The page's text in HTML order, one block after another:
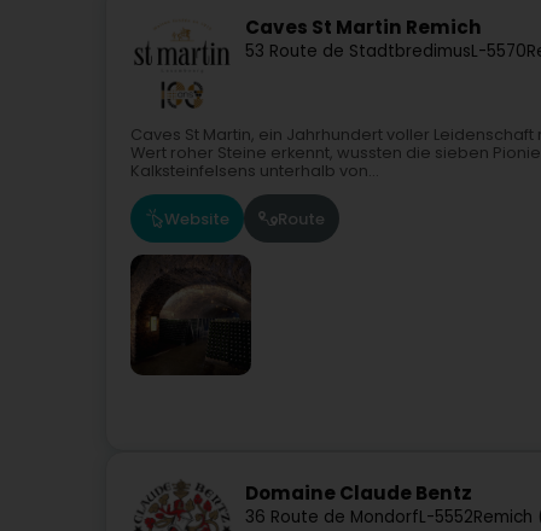
Caves St Martin Remich
53 Route de StadtbredimusL-5570
Caves St Martin, ein Jahrhundert voller
Wert roher Steine erkennt, wussten die sieben
Kalksteinfelsens unterhalb von...
Website Route
Domaine Claude Bentz
36 Route de MondorfL-5552Remich